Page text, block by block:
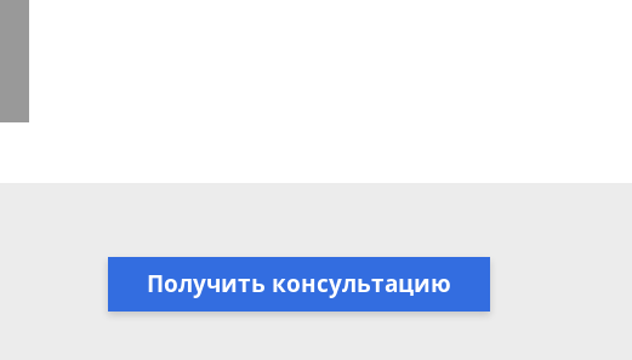
Получить консультацию